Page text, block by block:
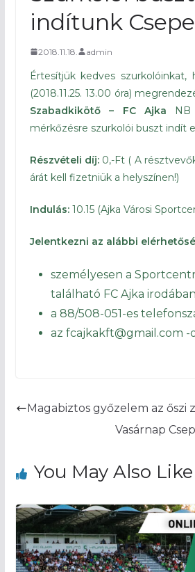
indítunk
2018.11.18. admin
Értesítjük kedves
(2018.11.25. 13.00 óra)
Szabadkikötő – FC Ajka NB
mérkőzésre szurkolói buszt indít
Részvételi díj:0,-Ft ( A
árát kell fizetniük a helyszínen!)
Indulás:10.15 (Ajka Városi
Jelentkezni az alábbi
személyesen a
található FC Ajka irodában
a 88/508-051-es
az fcajkakft@gmail.com -
Magabiztos győzelem az őszi
Vasárnap
You May Also Like